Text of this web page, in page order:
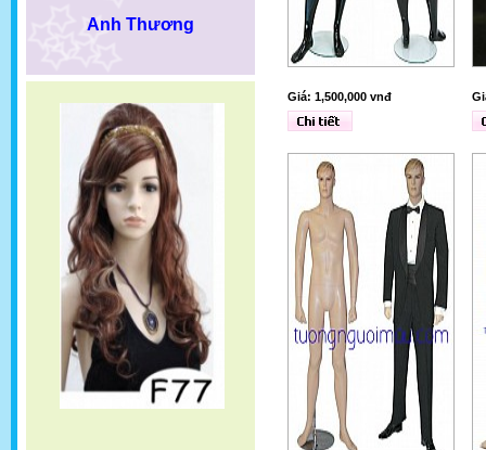
Anh Thương
Giá: 1,500,000 vnđ